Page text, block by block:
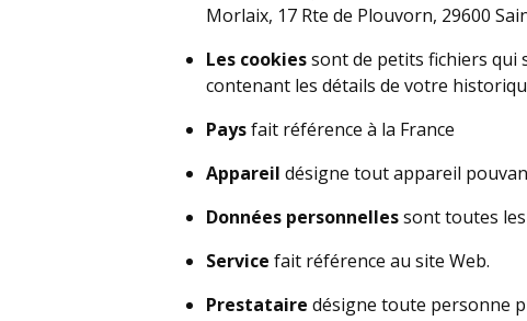
Morlaix, 17 Rte de Plouvorn, 29600
Les cookiessont de petits fichiers qui
contenant les détails de votre
Paysfait référence à la France
Appareil désigne tout appareil
Données personnellessont toutes
Service fait référence au site Web.
Prestataire désigne toute personne